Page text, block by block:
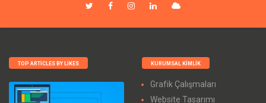
TOP ARTICLES BY LIKES KURUMSAL KIMLIK
Grafik Çalışmaları
Website Tasarımı